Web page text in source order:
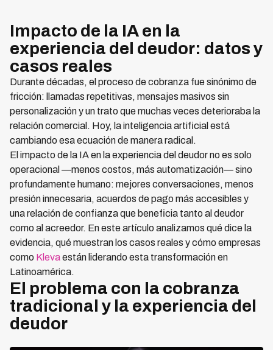
Impacto de la IA en la
experiencia del deudor: datos y
casos reales
Durante décadas, el proceso de cobranza fue sinónimo de
fricción: llamadas repetitivas, mensajes masivos sin
personalización y un trato que muchas veces deterioraba la
relación comercial. Hoy, la inteligencia artificial está
cambiando esa ecuación de manera radical.
El impacto de la IA en la experiencia del deudor no es solo
operacional —menos costos, más automatización— sino
profundamente humano: mejores conversaciones, menos
presión innecesaria, acuerdos de pago más accesibles y
una relación de confianza que beneficia tanto al deudor
como al acreedor. En este artículo analizamos qué dice la
evidencia, qué muestran los casos reales y cómo empresas
como Klevaestán liderando esta transformación en
Latinoamérica.
El problema con la cobranza
tradicional y la experiencia del
deudor